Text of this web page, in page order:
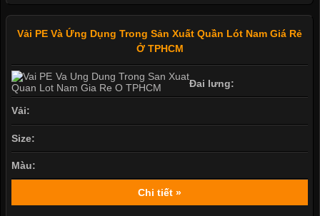
Vải PE Và Ứng Dụng Trong Sản Xuất Quần Lót Nam Giá Rẻ
Ở TPHCM
Đai lưng:
Vải:
Size:
Màu:
Chi tiết »